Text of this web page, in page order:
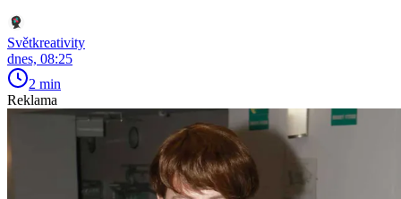
Světkreativity
dnes, 08:25
2 min
Reklama